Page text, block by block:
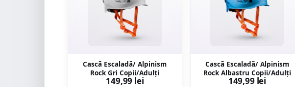
Cască Escaladă/ Alpinism
Rock Gri Copii/Adulți
149,99 lei
Cască Escaladă/ Alpinism
Rock Albastru Copii/Adulți
149,99 lei